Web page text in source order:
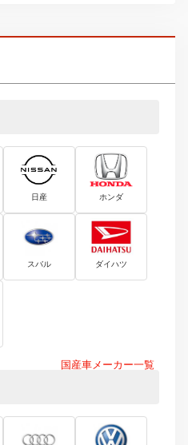
日産 ホンダ
スバル ダイハツ
国産車メーカー一覧